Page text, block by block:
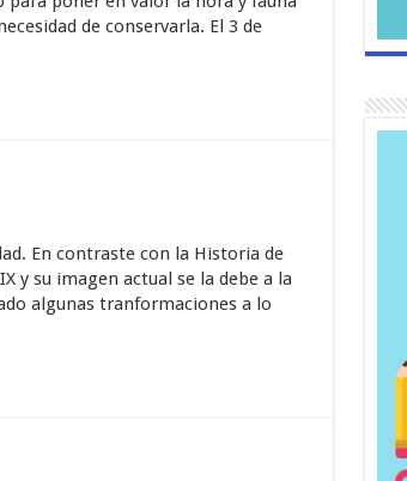
de conservarla. El 3 de
En contraste con la Historia de
y su imagen actual se la debe a la
algunas tranformaciones a lo